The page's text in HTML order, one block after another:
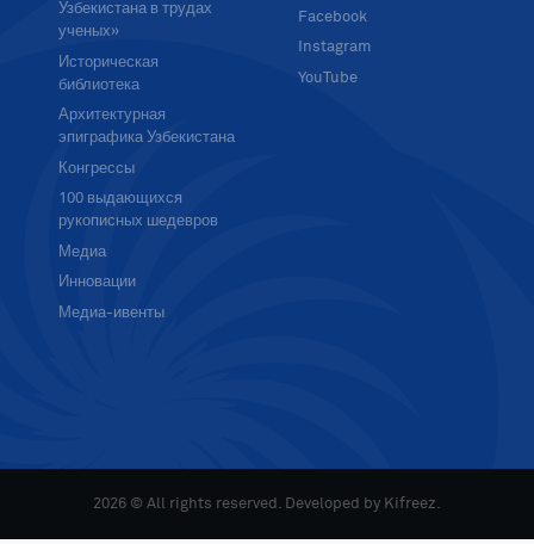
Узбекистана в трудах
ученых»
Историческая
библиотека
Архитектурная
эпиграфика Узбекистана
Конгрессы
100 выдающихся
рукописных шедевров
Медиа
Инновации
Медиа-ивенты
Facebook
Instagram
YouTube
2026 © All rights reserved. Developed by Kifreez.